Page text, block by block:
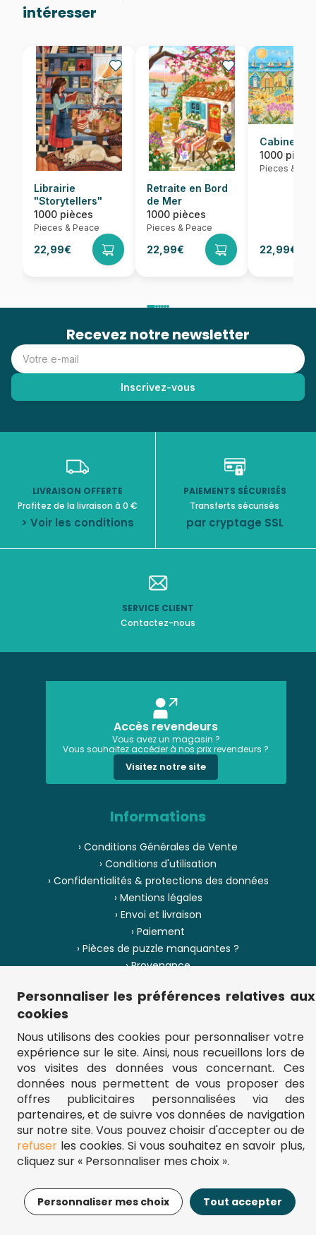
intéresser
Librairie
"Storytellers"
1000 pièces
Pieces & Peace
22,99€
Retraite en Bord
de Mer
1000 pièces
Pieces & Peace
22,99€
Cabines
1000
Pieces &
22,99€
22,99€ Ajouter au panier
Recevez notre newsletter
LIVRAISON OFFERTE
Profitez de la livraison à 0 €
> Voir les conditions
PAIEMENTS SÉCURISÉS
Transferts sécurisés
par cryptage SSL
SERVICE CLIENT
Contactez-nous
Accès revendeurs
Vous avez un magasin ?
Vous souhaitez accéder à nos prix revendeurs ?
Visitez notre site
Informations
› Conditions Générales de Vente
› Conditions d'utilisation
› Confidentialités & protections des données
› Mentions légales
› Envoi et livraison
› Paiement
› Pièces de puzzle manquantes ?
› Provenance
› Plan du site
** Frais d'envoi = 6,95 € (France) / gratuit à partir de 45 €.
fou-de-puzzle.com : le site référence pour acheter des puzzles de
qualité à bon prix.
© Fou-de-puzzle.com 2011 - 2026
Personnaliser les préférences relatives aux
cookies
Nous utilisons des cookies pour personnaliser votre
expérience sur le site. Ainsi, nous recueillons lors de
vos visites des données vous concernant. Ces
données nous permettent de vous proposer des
offres publicitaires personnalisées via des
partenaires, et de suivre vos données de navigation
sur notre site. Vous pouvez choisir d'accepter ou de
refuserles cookies. Si vous souhaitez en savoir plus,
cliquez sur « Personnaliser mes choix ».
Personnaliser mes choix Tout accepter